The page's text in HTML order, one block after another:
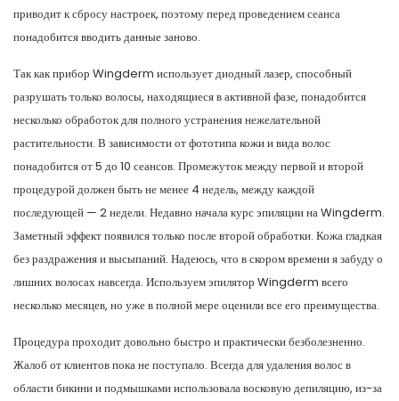
приводит к сбросу настроек, поэтому перед проведением сеанса
понадобится вводить данные заново.
Так как прибор Wingderm использует диодный лазер, способный
разрушать только волосы, находящиеся в активной фазе, понадобится
несколько обработок для полного устранения нежелательной
растительности. В зависимости от фототипа кожи и вида волос
понадобится от 5 до 10 сеансов. Промежуток между первой и второй
процедурой должен быть не менее 4 недель, между каждой
последующей — 2 недели. Недавно начала курс эпиляции на Wingderm.
Заметный эффект появился только после второй обработки. Кожа гладкая
без раздражения и высыпаний. Надеюсь, что в скором времени я забуду о
лишних волосах навсегда. Используем эпилятор Wingderm всего
несколько месяцев, но уже в полной мере оценили все его преимущества.
Процедура проходит довольно быстро и практически безболезненно.
Жалоб от клиентов пока не поступало. Всегда для удаления волос в
области бикини и подмышками использовала восковую депиляцию, из-за